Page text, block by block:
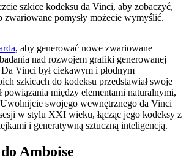
szkice kodeksu da Vinci, aby zobaczyć,
zwariowane pomysły możecie wymyślić.
, aby generować nowe zwariowane
nad rozwojem grafiki generowanej
Vinci był ciekawym i płodnym
szkicach do kodeksu przedstawiał swoje
powiązania między elementami naturalnymi,
swojego wewnętrznego da Vinci
w stylu XXI wieku, łącząc jego kodeksy z
i generatywną sztuczną inteligencją.
Amboise